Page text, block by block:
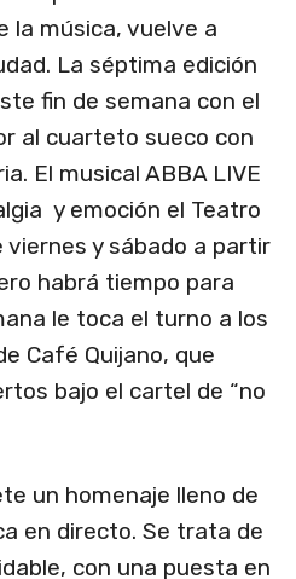
la música, vuelve a
La séptima edición
fin de semana con el
al cuarteto sueco con
El musical ABBA LIVE
y emoción el Teatro
viernes y sábado a partir
habrá tiempo para
le toca el turno a los
Café Quijano, que
bajo el cartel de “no
un homenaje lleno de
en directo. Se trata de
con una puesta en